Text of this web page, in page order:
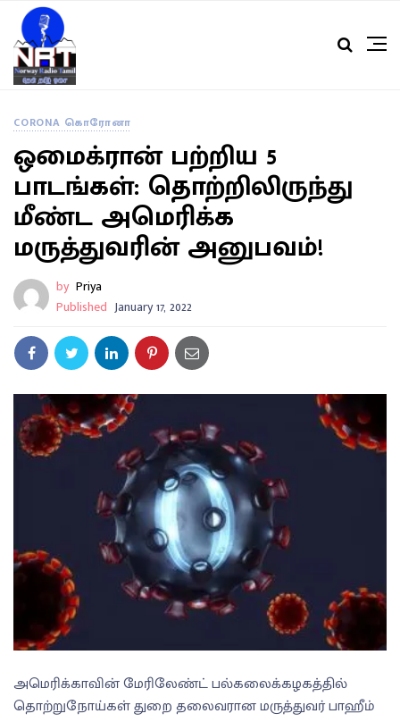
CORONA கொரோனா
ஒமைக்ரான் பற்றிய 5
பாடங்கள்: தொற்றிலிருந்து
மீண்ட அமெரிக்க
மருத்துவரின் அனுபவம்!
by Priya
Published January 17, 2022
அமெரிக்காவின் மேரிலேண்ட் பல்கலைக்கழகத்தில்
தொற்றுநோய்கள் துறை தலைவரான மருத்துவர் பாஹீம்